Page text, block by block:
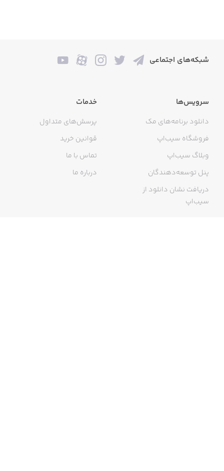
شبکه‌های اجتماعی
سرویس‌ها
دانلود برنامه‌های مک
فروشگاه سیب‌اپ
وبلاگ سیب‌اپ
پنل توسعه‌دهندگان
دریافت نشان دانلود از
سیب‌اپ
خدمات
پرسش‌های متداول
قوانین خرید
تماس با ما
درباره ما